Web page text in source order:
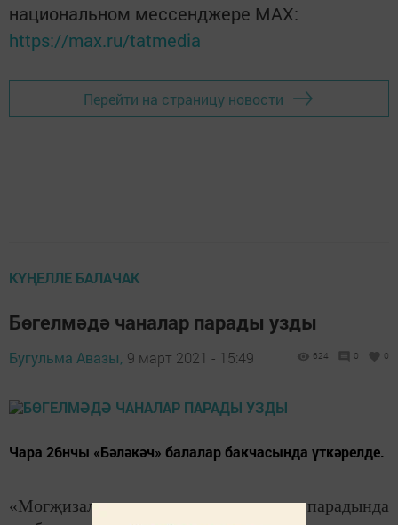
национальном мессенджере MАХ:
https://max.ru/tatmedia
Перейти на страницу новости
КҮҢЕЛЛЕ БАЛАЧАК
Бөгелмәдә чаналар парады узды
Бугульма Авазы, 9 март 2021 - 15:49 624 0 0
Чара 26нчы «Бәләкәч» балалар бакчасында үткәрелде.
«Могҗизалычаналар» парадында